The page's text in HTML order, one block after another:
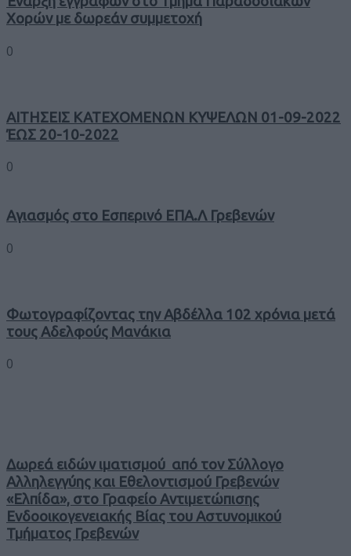
Χορών με δωρεάν συμμετοχή
0
ΑΙΤΗΣΕΙΣ ΚΑΤΕΧΟΜΕΝΩΝ ΚΥΨΕΛΩΝ 01-09-2022
ΈΩΣ 20-10-2022
0
Αγιασμός στο Εσπερινό ΕΠΑ.Λ Γρεβενών
0
Φωτογραφίζοντας την Αβδέλλα 102 χρόνια μετά
τους Αδελφούς Μανάκια
0
Δωρεά ειδών ιματισμού από τον Σύλλογο
Αλληλεγγύης και Εθελοντισμού Γρεβενών
«Ελπίδα», στο Γραφείο Αντιμετώπισης
Ενδοοικογενειακής Βίας του Αστυνομικού
Τμήματος Γρεβενών